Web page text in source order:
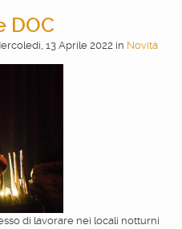
DOC
13 Aprile 2022 in Novità
di lavorare nei locali notturni